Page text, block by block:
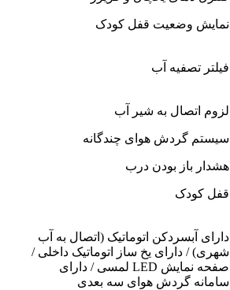
نمایش وضعیت قفل کودک
فیلتر تصفیه آب
لزوم اتصال به شیر آب
سیستم گردش هوای چندگانه
هشدار باز بودن درب
قفل کودک
دارای آبسردکن اتوماتیک (اتصال به آب
شهری) / دارای یخ ساز اتوماتیک داخلی /
صفحه نمایش LED لمسی / دارای
سامانه گردش هوای سه بعدی